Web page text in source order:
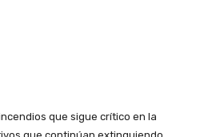
que sigue crítico en la
que continúan extinguiendo